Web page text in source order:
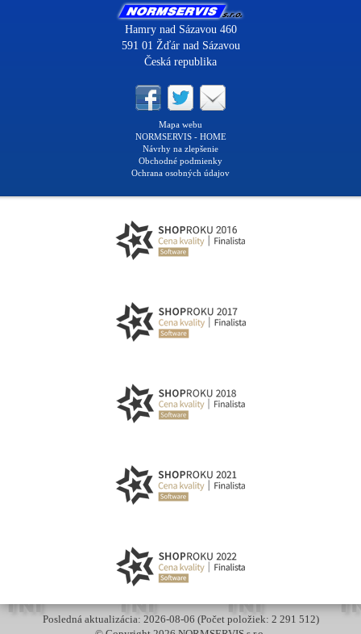
Hamry nad Sázavou 460
591 01 Žďár nad Sázavou
Česká republika
Mapa webu
NORMSERVIS - HOME
Návrhy na zlepšenie
Obchodné podmienky
Ochrana osobných údajov
Posledná aktualizácia: 2026-08-06 (Počet položiek: 2 291 512)